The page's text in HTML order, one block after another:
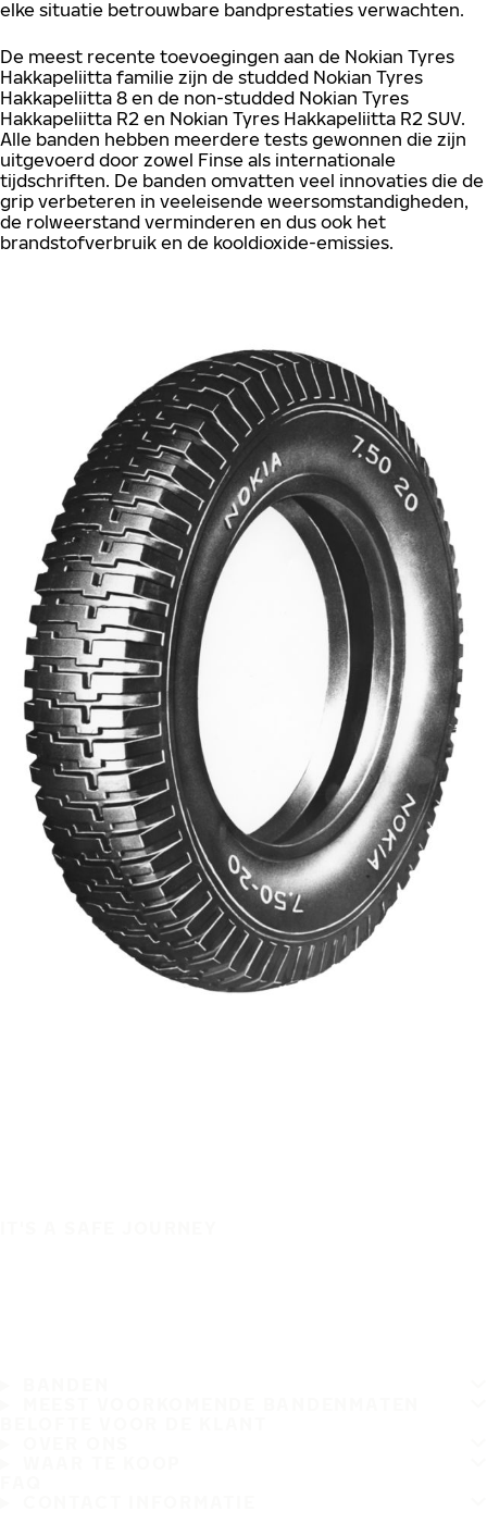
elke situatie betrouwbare bandprestaties verwachten.
De meest recente toevoegingen aan de Nokian Tyres
Hakkapeliitta familie zijn de studded Nokian Tyres
Hakkapeliitta 8 en de non-studded Nokian Tyres
Hakkapeliitta R2 en Nokian Tyres Hakkapeliitta R2 SUV.
Alle banden hebben meerdere tests gewonnen die zijn
uitgevoerd door zowel Finse als internationale
tijdschriften. De banden omvatten veel innovaties die de
grip verbeteren in veeleisende weersomstandigheden,
de rolweerstand verminderen en dus ook het
brandstofverbruik en de kooldioxide-emissies.